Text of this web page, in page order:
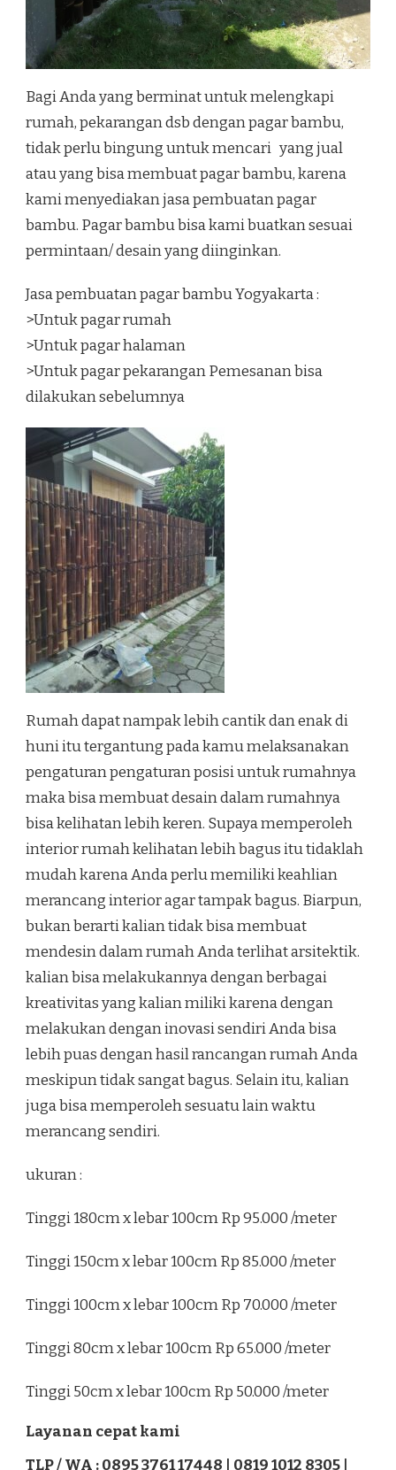
Bagi Anda yang berminat untuk melengkapi
rumah, pekarangan dsb dengan pagar bambu,
tidak perlu bingung untuk mencari yang jual
atau yang bisa membuat pagar bambu, karena
kami menyediakan jasa pembuatan pagar
bambu. Pagar bambu bisa kami buatkan sesuai
permintaan/ desain yang diinginkan.
Jasa pembuatan pagar bambu Yogyakarta :
>Untuk pagar rumah
>Untuk pagar halaman
>Untuk pagar pekarangan Pemesanan bisa
dilakukan sebelumnya
Rumah dapat nampak lebih cantik dan enak di
huni itu tergantung pada kamu melaksanakan
pengaturan pengaturan posisi untuk rumahnya
maka bisa membuat desain dalam rumahnya
bisa kelihatan lebih keren. Supaya memperoleh
interior rumah kelihatan lebih bagus itu tidaklah
mudah karena Anda perlu memiliki keahlian
merancang interior agar tampak bagus. Biarpun,
bukan berarti kalian tidak bisa membuat
mendesin dalam rumah Anda terlihat arsitektik.
kalian bisa melakukannya dengan berbagai
kreativitas yang kalian miliki karena dengan
melakukan dengan inovasi sendiri Anda bisa
lebih puas dengan hasil rancangan rumah Anda
meskipun tidak sangat bagus. Selain itu, kalian
juga bisa memperoleh sesuatu lain waktu
merancang sendiri.
ukuran :
Tinggi 180cm x lebar 100cm Rp 95.000 /meter
Tinggi 150cm x lebar 100cm Rp 85.000 /meter
Tinggi 100cm x lebar 100cm Rp 70.000 /meter
Tinggi 80cm x lebar 100cm Rp 65.000 /meter
Tinggi 50cm x lebar 100cm Rp 50.000 /meter
Layanan cepat kami
TLP / WA : 0895 3761 17448 | 0819 1012 8305 |